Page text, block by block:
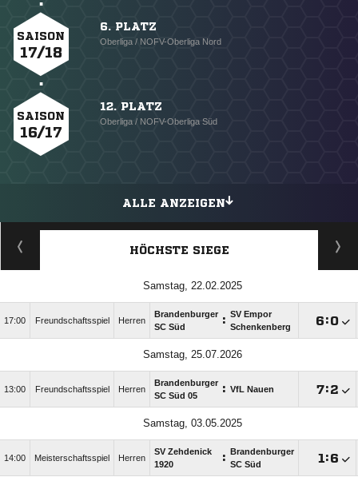
SAISON
17/18
6. PLATZ
Oberliga / NOFV-Oberliga Nord
SAISON
16/17
12. PLATZ
Oberliga / NOFV-Oberliga Süd
ALLE ANZEIGEN
HÖCHSTE SIEGE
Samstag, 22.02.2025
17:00 Freundschaftsspiel Herren
Brandenburger
SC Süd
: SV Empor
Schenkenberg
:
Samstag, 25.07.2026
13:00 Freundschaftsspiel Herren
Brandenburger
SC Süd 05
: VfL Nauen :
Samstag, 03.05.2025
14:00 Meisterschaftsspiel Herren
SV Zehdenick
1920
:
Brandenburger
SC Süd
: